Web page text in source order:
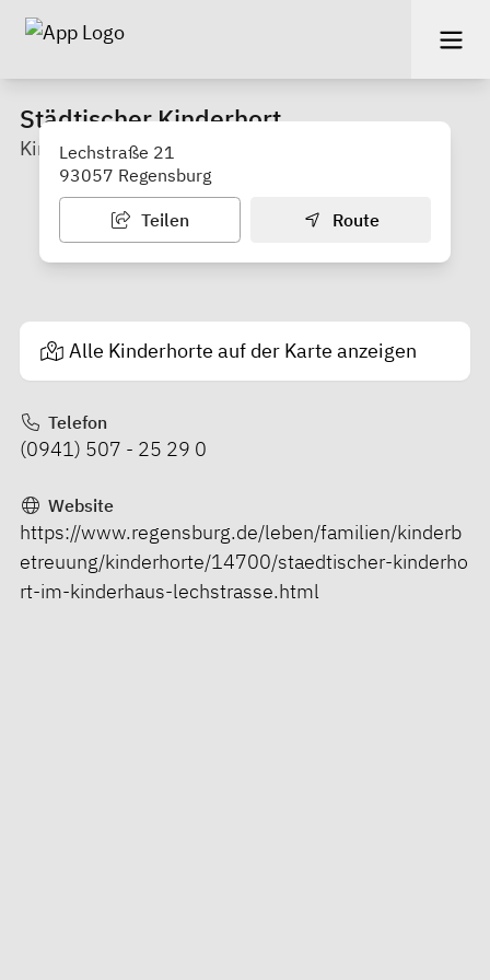
Städtischer Kinderhort
Kinderhaus Lechstraße
Lechstraße 21
93057 Regensburg
Teilen Route
Alle Kinderhorte auf der Karte anzeigen
Telefon
(0941) 507 - 25 29 0
Website
https://www.regensburg.de/leben/familien/kinderb
etreuung/kinderhorte/14700/staedtischer-kinderho
rt-im-kinderhaus-lechstrasse.html